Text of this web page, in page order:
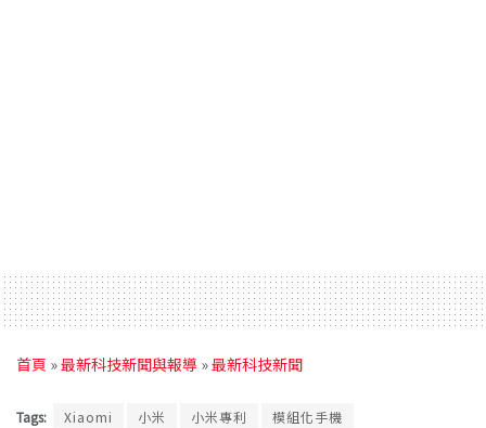
首頁 »最新科技新聞與報導 »最新科技新聞
Tags: Xiaomi 小米 小米專利 模組化手機